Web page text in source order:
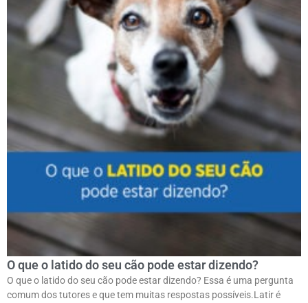
O que o latido do seu cão pode estar dizendo?
O que o latido do seu cão pode estar dizendo? Essa é uma pergunta
comum dos tutores e que tem muitas respostas possíveis.ㅤLatir é